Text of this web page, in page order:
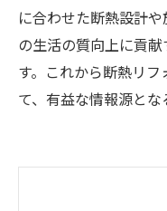
に合わせた断熱設計
の生活の質向上に貢
す。これから断熱リ
て、有益な情報源とな